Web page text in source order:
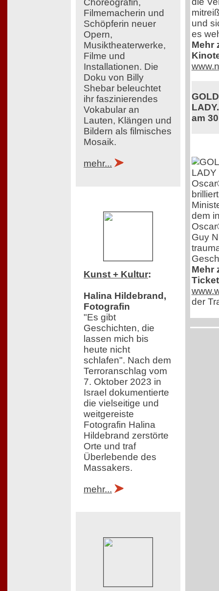
Choreografin,
Filmemacherin und
Schöpferin neuer
Opern,
Musiktheaterwerke,
Filme und
Installationen. Die
Doku von Billy
Shebar beleuchtet
ihr faszinierendes
Vokabular an
Lauten, Klängen und
Bildern als filmisches
Mosaik.
mehr...
Kunst + Kultur:
Halina Hildebrand,
Fotografin
"Es gibt
Geschichten, die
lassen mich bis
heute nicht
schlafen". Nach dem
Terroranschlag vom
7. Oktober 2023 in
Israel dokumentierte
die vielseitige und
weitgereiste
Fotografin Halina
Hildebrand zerstörte
Orte und traf
Überlebende des
Massakers.
mehr...
und
es
Mehr
am
dem
Guy
Mehr
der